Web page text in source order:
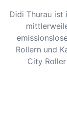
Didi Thurau ist
Rollern und
City